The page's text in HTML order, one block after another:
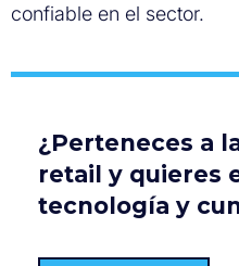
confiable en el sector.
¿Perteneces a
retail y quieres
tecnología y